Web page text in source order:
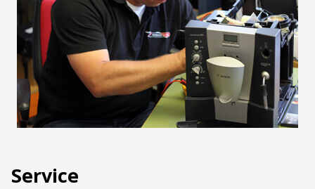
Service